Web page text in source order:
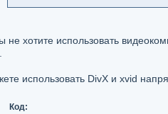
не хотите использовать
использовать DivX и xvid
Код: